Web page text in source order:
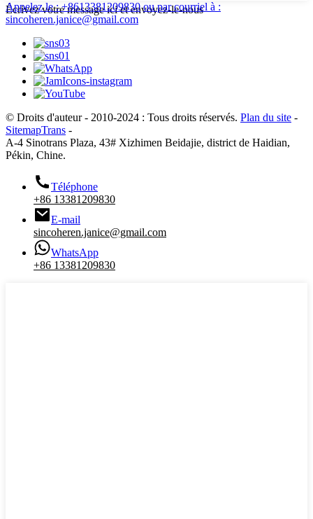
Écrivez votre message ici et envoyez-le-nous
Appelez le : +8613381209830 ou par courriel à :
sincoheren.janice@gmail.com
© Droits d'auteur - 2010-2024 : Tous droits réservés. Plan du site -
SitemapTrans -
A-4 Sinotrans Plaza, 43# Xizhimen Beidajie, district de Haidian,
Pékin, Chine.
Téléphone
+86 13381209830
E-mail
sincoheren.janice@gmail.com
WhatsApp
+86 13381209830